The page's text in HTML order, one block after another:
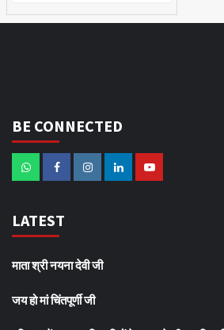
BE CONNECTED
LATEST
माता श्री नयना देवी जी
जय हो मां चिंतपूर्णी जी